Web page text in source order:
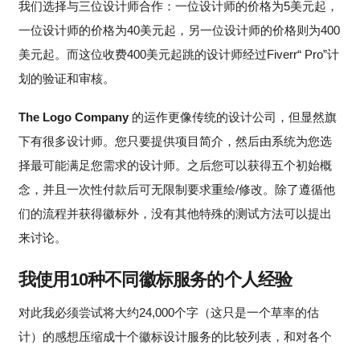
我们选择与三位设计师合作：一位设计师的价格为5美元起，
一位设计师的价格为40美元起，另一位设计师的价格则为400
美元起。而这位收费400美元起跳的设计师经过Fiverr“ Pro”计
划的验证和审核。
The Logo Company 的运作更像传统的设计公司，但显然旗
下有很多设计师。您只要提供项目简介，然后由系统为您选
择最可能满足您需求的设计师。之后您可以获得五个初始概
念，并且一次性付款后可无限制要求重绘/修改。除了遵循他
们的流程并获得徽标外，没有其他特殊的测试方法可以提出
来讨论。
我使用10种不同徽标服务的个人经验
对此我必须尝试将大约24,000个字（这只是一个草率的估
计）的感想压缩成十个徽标设计服务的比较列表，和对各个